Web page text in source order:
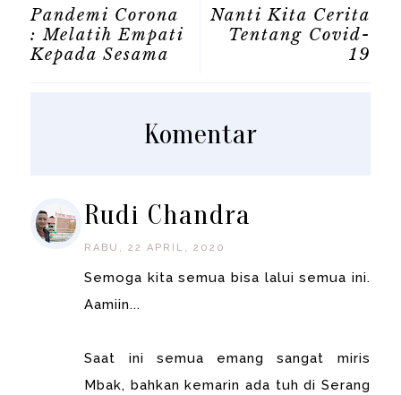
Pandemi Corona
: Melatih Empati
Kepada Sesama
Nanti Kita Cerita
Tentang Covid-
19
Komentar
Rudi Chandra
RABU, 22 APRIL, 2020
Semoga kita semua bisa lalui semua ini.
Aamiin...
Saat ini semua emang sangat miris
Mbak, bahkan kemarin ada tuh di Serang